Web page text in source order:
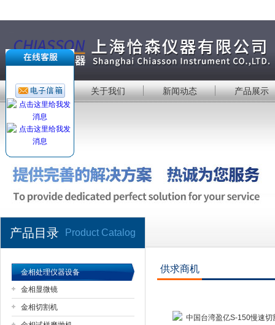
首 页 关于我们 新闻动态 产品展示
产品目录 Product Catalog
金相处理仪器设备
金相显微镜
金相切割机
供求商机